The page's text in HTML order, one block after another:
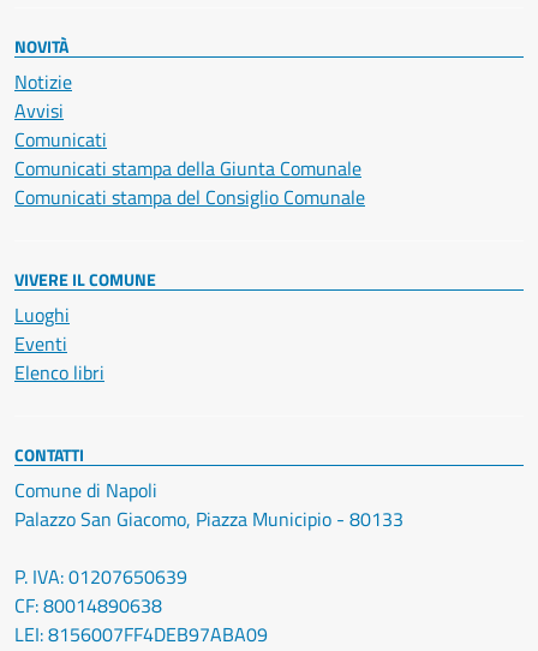
NOVITÀ
Notizie
Avvisi
Comunicati
Comunicati stampa della Giunta Comunale
Comunicati stampa del Consiglio Comunale
VIVERE IL COMUNE
Luoghi
Eventi
Elenco libri
CONTATTI
Comune di Napoli
Palazzo San Giacomo, Piazza Municipio - 80133
P. IVA: 01207650639
CF: 80014890638
LEI: 8156007FF4DEB97ABA09